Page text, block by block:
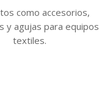
como accesorios,
y agujas para equipos
textiles.